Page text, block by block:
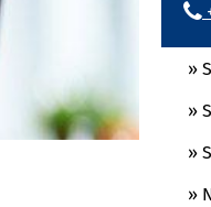
»
»
»
»